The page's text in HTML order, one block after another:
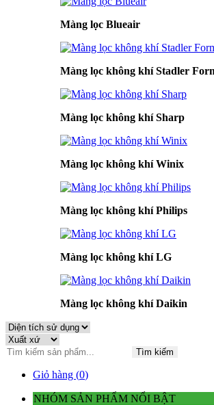
Màng lọc Blueair
Màng lọc không khí Stadler
Màng lọc không khí Sharp
Màng lọc không khí Winix
Màng lọc không khí Philips
Màng lọc không khí LG
Màng lọc không khí Daikin
Tìm kiếm
Giỏ hàng (0)
NHÓM SẢN PHẨM NỔI BẬT